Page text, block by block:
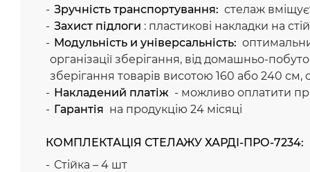
Зручність транспортування: стелаж
Захист підлоги : пластикові накладки на
Модульність и універсальність:
організації зберігання, від домашньо-
зберігання товарів висотою 160 або 240
Накладений платіж - можливо оплатити
Гарантія на продукцію 24 місяці
КОМПЛЕКТАЦІЯ СТЕЛАЖУ ХАРДІ-ПРО-7234:
Стійка – 4 шт